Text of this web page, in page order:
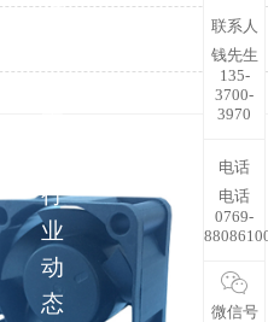
您
行
业
动
态
联系人
钱先生
135-
3700-
3970
电话
电话
0769-
微信号